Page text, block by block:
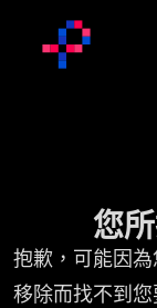
您
抱歉，可能因
移除而找不到